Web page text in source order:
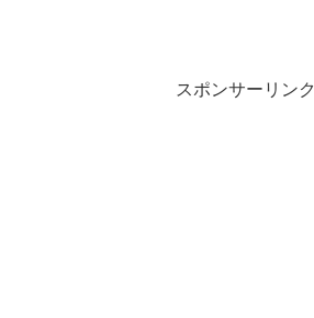
スポンサーリンク